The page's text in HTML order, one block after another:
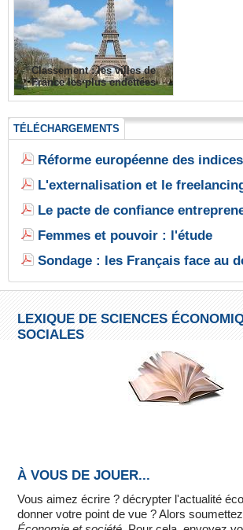
Classement : les villes de
France les plus endettées
TÉLÉCHARGEMENTS
Réforme européenne des
L'externalisation et le
Le pacte de confiance
Femmes et pouvoir : l'étude
Sondage : les Français face au
LEXIQUE DE SCIENCES
SOCIALES
À VOUS DE JOUER...
Vous aimez écrire ? décrypter l'actualité
donner votre point de vue ? Alors